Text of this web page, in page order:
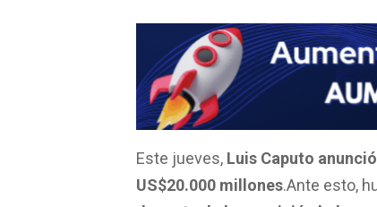
a
ce
b
o
o
k
h
at
s
A
p
p
wi
tt
er
m
ail
o
m
ar
tir
Este jueves, Luis Caputo
US$20.000 millones.Ante esto,